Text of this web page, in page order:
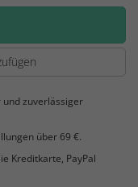
zuverlässiger
über 69 €.
Kreditkarte, PayPal